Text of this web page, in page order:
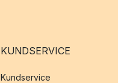
KUNDSERVICE
Kundservice